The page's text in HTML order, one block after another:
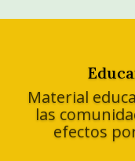
Material
las
efectos